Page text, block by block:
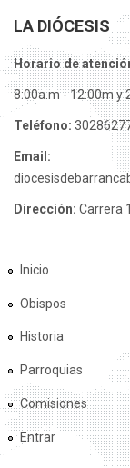
LA DIÓCESIS
Horario de
8:00a.m - 12:00m y
Teléfono:
Email:
Dirección: Carrera
Inicio
Obispos
Historia
Parroquias
Comisiones
Entrar